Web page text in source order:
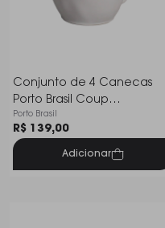
Conjunto de 4 Canecas
Porto Brasil Coup
Stoneware Vit 273 Ml
Porto Brasil
R$ 139,00
Adicionar